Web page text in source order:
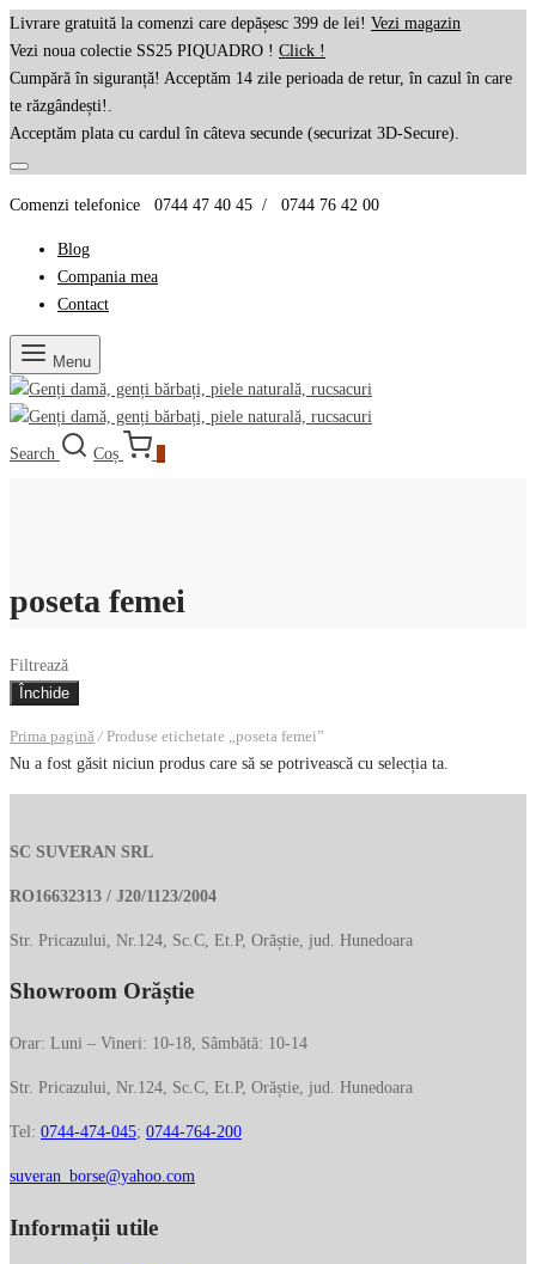
Livrare gratuită la comenzi care depășesc 399 de lei! Vezi magazin
Vezi noua colectie SS25 PIQUADRO ! Click !
Cumpără în siguranță! Acceptăm 14 zile perioada de retur, în cazul în care
te răzgândești!.
Acceptăm plata cu cardul în câteva secunde (securizat 3D-Secure).
Comenzi telefonice 0744 47 40 45 / 0744 76 42 00
Blog
Compania mea
Contact
Menu
Search Coș
poseta femei
Filtrează
Închide
Prima pagină /Produse etichetate „poseta femei”
Nu a fost găsit niciun produs care să se potrivească cu selecția ta.
SC SUVERAN SRL
RO16632313 / J20/1123/2004
Str. Pricazului, Nr.124, Sc.C, Et.P, Orăștie, jud. Hunedoara
Showroom Orăștie
Orar: Luni – Vineri: 10-18, Sâmbătă: 10-14
Str. Pricazului, Nr.124, Sc.C, Et.P, Orăștie, jud. Hunedoara
Tel: 0744-474-045; 0744-764-200
suveran_borse@yahoo.com
Informații utile